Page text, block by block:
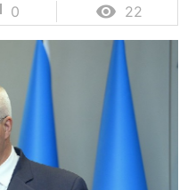
0  22